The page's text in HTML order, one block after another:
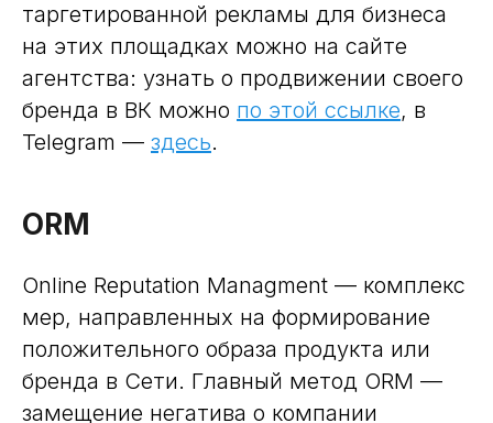
таргетированной рекламы для бизнеса
на этих площадках можно на сайте
агентства: узнать о продвижении своего
бренда в ВК можно по этой ссылке, в
Telegram — здесь.
ORM
Online Reputation Managment — комплекс
мер, направленных на формирование
положительного образа продукта или
бренда в Сети. Главный метод ORM —
замещение негатива о компании